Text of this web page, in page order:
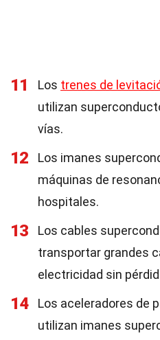
11 Los trenes de
utilizan
vías.
12
Los imanes
máquinas de
hospitales.
13
Los cables
transportar grandes
electricidad sin
14
Los aceleradores de
utilizan imanes